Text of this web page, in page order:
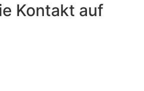
Kontakt auf